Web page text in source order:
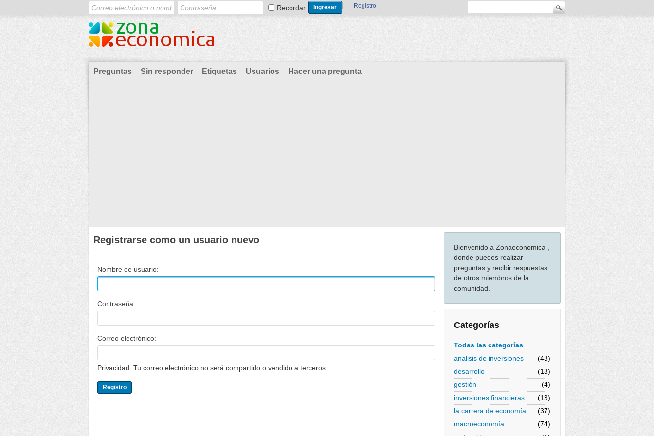
Recordar Registro
Preguntas Sin responder Etiquetas Usuarios Hacer una pregunta
Bienvenido a Zonaeconomica ,
donde puedes realizar
preguntas y recibir respuestas
de otros miembros de la
comunidad.
Categorías
Todas las categorías
analisis de inversiones
(43)
desarrollo
(13)
gestión
(4)
inversiones financieras
(13)
la carrera de economía
(37)
macroeconomía
(74)
Registrarse como un usuario nuevo
Nombre de usuario:
Contraseña:
Correo electrónico:
Privacidad: Tu correo electrónico no será compartido o vendido a terceros.